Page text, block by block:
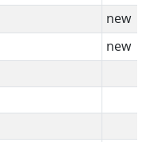
new
new